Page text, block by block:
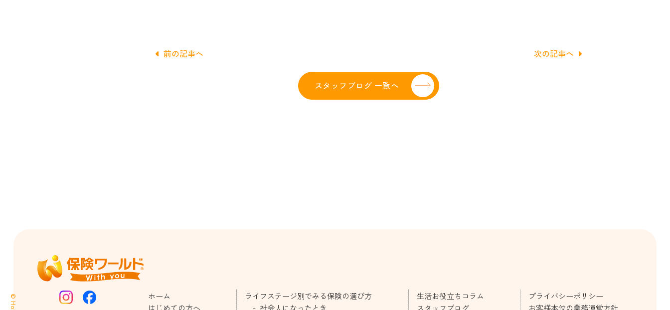
前の記事へ 次の記事へ
スタッフブログ 一覧へ
ホーム
はじめての方へ
ライフステージ別でみる保険の選び方
社会人になったとき
生活お役立ちコラム
スタッフブログ
プライバシーポリシー
お客様本位の業務運営方針